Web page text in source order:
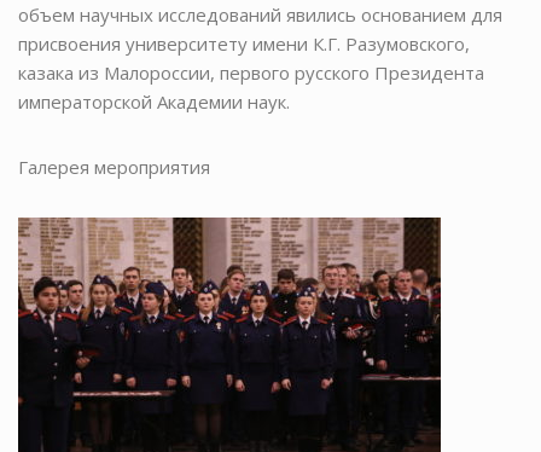
объем научных исследований явились основанием для
присвоения университету имени К.Г. Разумовского,
казака из Малороссии, первого русского Президента
императорской Академии наук.
Галерея мероприятия